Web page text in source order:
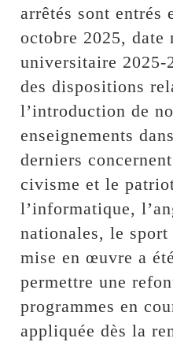
arrêtés sont entrés
octobre 2025, date
universitaire 2025-
des dispositions
l’introduction de
enseignements
derniers
civisme et le
l’informatique,
nationales, le
mise en œuvre a
permettre une
programmes en
appliquée dès la